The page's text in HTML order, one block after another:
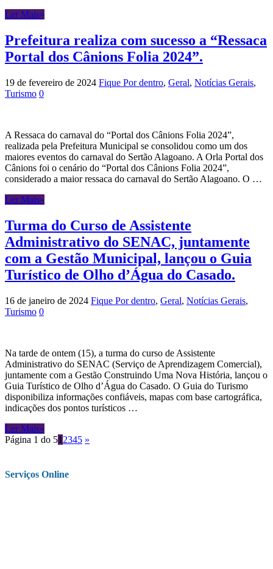
Ler Mais»
Prefeitura realiza com sucesso a “Ressaca
Portal dos Cânions Folia 2024”.
19 de fevereiro de 2024 Fique Por dentro, Geral, Notícias Gerais,
Turismo 0
A Ressaca do carnaval do “Portal dos Cânions Folia 2024”,
realizada pela Prefeitura Municipal se consolidou como um dos
maiores eventos do carnaval do Sertão Alagoano. A Orla Portal dos
Cânions foi o cenário do “Portal dos Cânions Folia 2024”,
considerado a maior ressaca do carnaval do Sertão Alagoano. O …
Ler Mais»
Turma do Curso de Assistente
Administrativo do SENAC, juntamente
com a Gestão Municipal, lançou o Guia
Turístico de Olho d’Água do Casado.
16 de janeiro de 2024 Fique Por dentro, Geral, Notícias Gerais,
Turismo 0
Na tarde de ontem (15), a turma do curso de Assistente
Administrativo do SENAC (Serviço de Aprendizagem Comercial),
juntamente com a Gestão Construindo Uma Nova História, lançou o
Guia Turístico de Olho d’Água do Casado. O Guia do Turismo
disponibiliza informações confiáveis, mapas com base cartográfica,
indicações dos pontos turísticos …
Ler Mais»
Página 1 do 51 2345 »
Serviços Online